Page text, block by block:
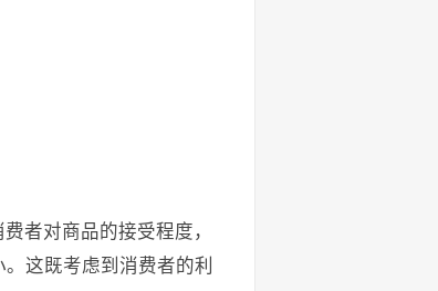
者对商品的接受程度，
这既考虑到消费者的利